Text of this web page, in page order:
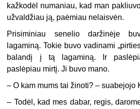
kažkodėl numaniau, kad man
užvaldžiau ją, paėmiau nelaisvėn.
Prisiminiau senelio daržinėje
lagaminą. Tokie buvo vadinami
balandį į tą lagaminą. Ir
paslėpiau mirtį. Ji buvo mano.
– O kam mums tai žinoti? – suabejojo
– Todėl, kad mes dabar, regis,